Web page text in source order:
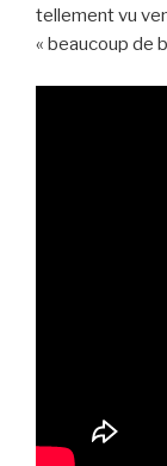
tellement vu
« beaucoup de